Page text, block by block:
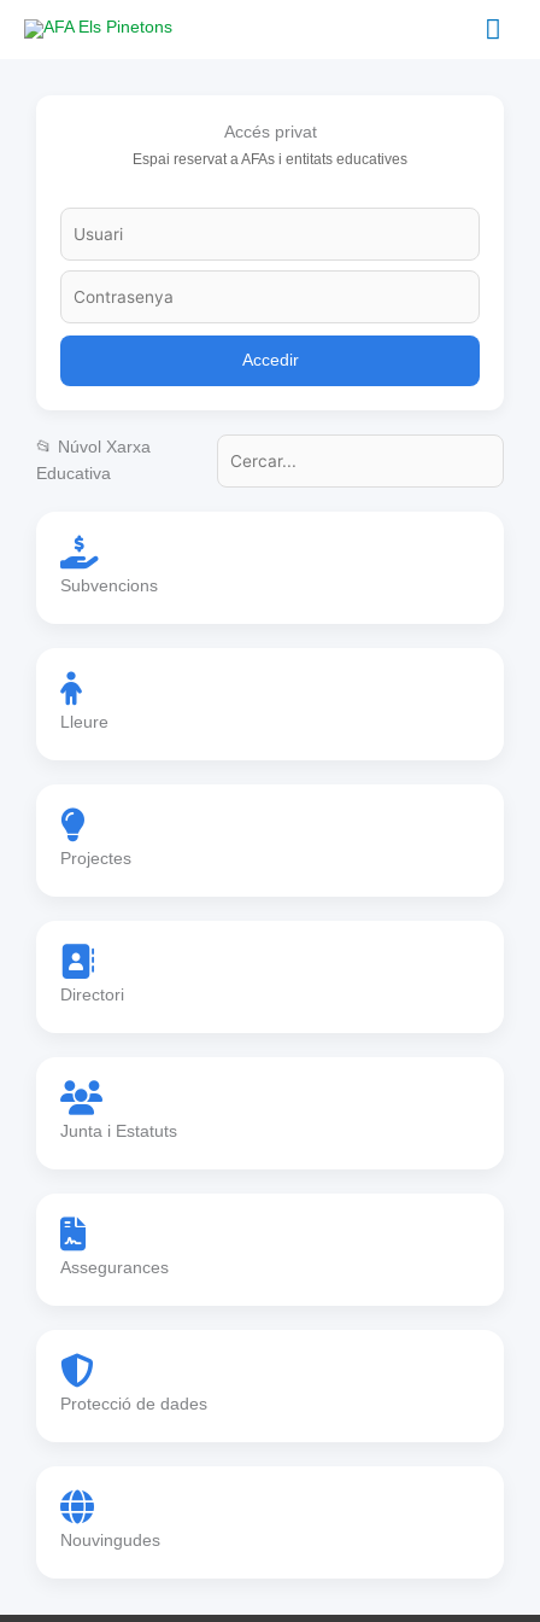
Accés privat
Espai reservat a AFAs i entitats educatives
Accedir
📂 Núvol Xarxa
Educativa
Subvencions
Lleure
Projectes
Directori
Junta i Estatuts
Assegurances
Protecció de dades
Nouvingudes